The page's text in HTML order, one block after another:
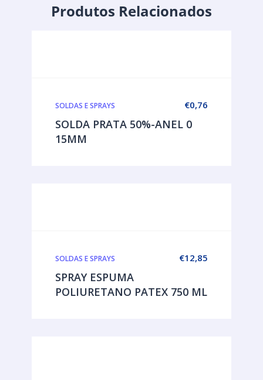
Produtos Relacionados
€0,76
SOLDAS E SPRAYS
SOLDA PRATA 50%-ANEL 0
15MM
€12,85
SOLDAS E SPRAYS
SPRAY ESPUMA
POLIURETANO PATEX 750 ML